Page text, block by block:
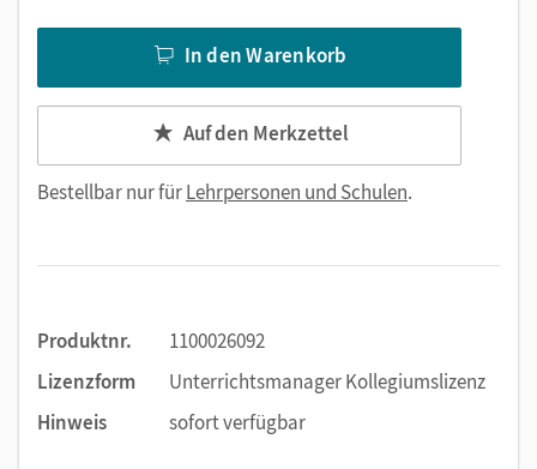
Lektüre zu allen Ausgaben:A Brighton birthday
Verfügbar ab Schuljahresstart 2026/27:
Unterstützung und Entlastung bei der
Nutzen Sie den Unterrichtsmanager auf lernen.cornelsen.de
In den Warenkorb
Auf den Merkzettel
Bestellbar nur fürLehrpersonen und Schulen.
Produktnr.
1100026092
Lizenzform
Unterrichtsmanager Kollegiumslizenz
Hinweis
sofort verfügbar